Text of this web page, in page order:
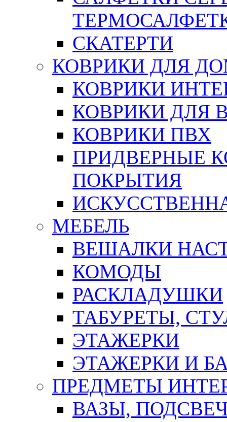
СКАТЕРТИ
КОВРИКИ ДЛЯ
КОВРИКИ
КОВРИКИ ДЛЯ
КОВРИКИ ПВХ
ПРИДВЕРНЫЕ
ПОКРЫТИЯ
МЕБЕЛЬ
ВЕШАЛКИ
КОМОДЫ
РАСКЛАДУШКИ
ТАБУРЕТЫ,
ЭТАЖЕРКИ
ЭТАЖЕРКИ И
ПРЕДМЕТЫ
ВАЗЫ,